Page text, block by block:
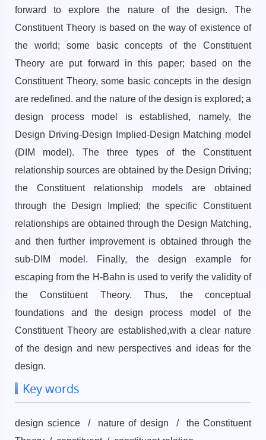
forward to explore the nature of the design. The
Constituent Theory is based on the way of existence of
the world; some basic concepts of the Constituent
Theory are put forward in this paper; based on the
Constituent Theory, some basic concepts in the design
are redefined. and the nature of the design is explored; a
design process model is established, namely, the
Design Driving-Design Implied-Design Matching model
(DIM model). The three types of the Constituent
relationship sources are obtained by the Design Driving;
the Constituent relationship models are obtained
through the Design Implied; the specific Constituent
relationships are obtained through the Design Matching,
and then further improvement is obtained through the
sub-DIM model. Finally, the design example for
escaping from the H-Bahn is used to verify the validity of
the Constituent Theory. Thus, the conceptual
foundations and the design process model of the
Constituent Theory are established,with a clear nature
of the design and new perspectives and ideas for the
design.
Key words
design science / nature of design / the Constituent